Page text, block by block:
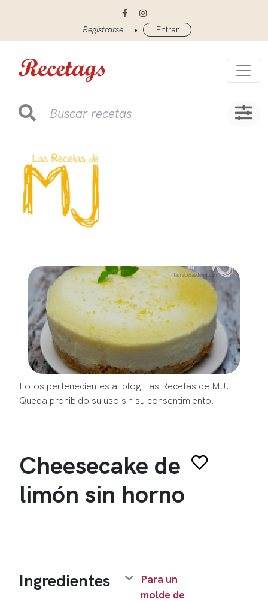
Registrarse • Entrar
Fotos pertenecientes al blog Las Recetas de MJ.
Queda prohibido su uso sin su consentimiento.
Cheesecake de
limón sin horno
Ingredientes
Para un
molde de